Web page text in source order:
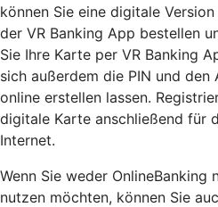
können Sie eine digitale
der VR Banking App bestellen
Sie Ihre Karte per VR Banking
sich außerdem die PIN und
online erstellen lassen.
digitale Karte anschließend für
Internet.
Wenn Sie weder OnlineBanking
nutzen möchten, können Sie